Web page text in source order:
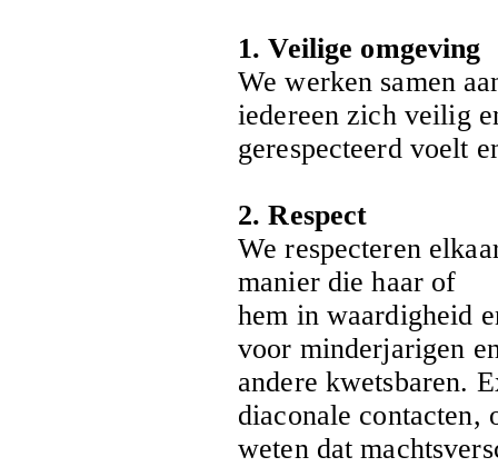
1. Veilige omgeving
We werken samen
iedereen zich veilig
gerespecteerd voelt
2. Respect
We respecteren
manier die haar of
hem in waardigheid
voor minderjarigen
andere kwetsbaren.
diaconale contacten,
weten dat